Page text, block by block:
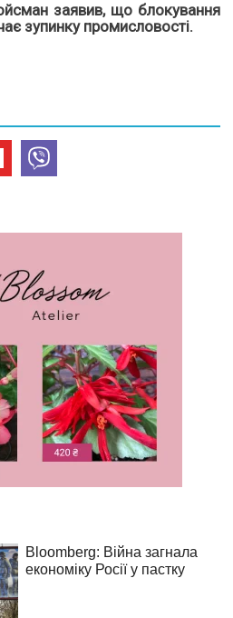
заявив, що блокування
зупинку промисловості.